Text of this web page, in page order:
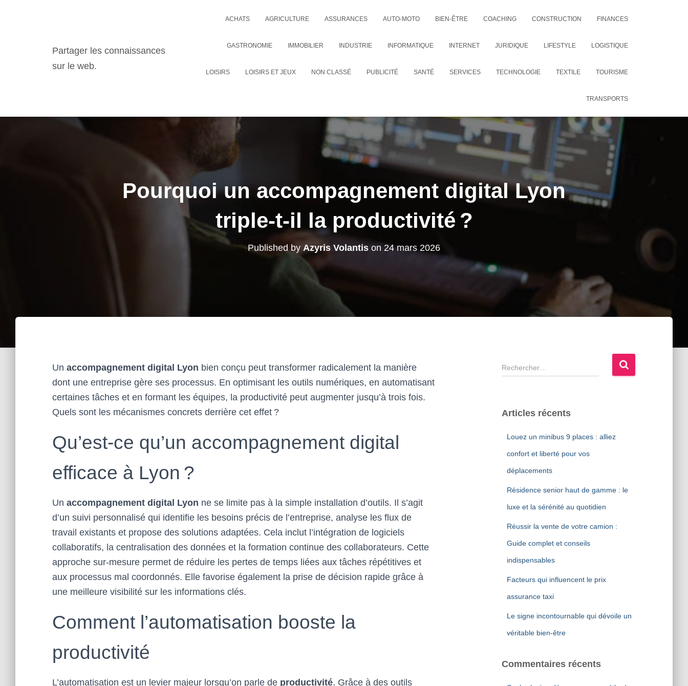
Partager les connaissances
sur le web.
ACHATS AGRICULTURE ASSURANCES AUTO-MOTO BIEN-ÊTRE COACHING CONSTRUCTION FINANCES
GASTRONOMIE IMMOBILIER INDUSTRIE INFORMATIQUE INTERNET JURIDIQUE LIFESTYLE LOGISTIQUE
LOISIRS LOISIRS ET JEUX NON CLASSÉ PUBLICITÉ SANTÉ SERVICES TECHNOLOGIE TEXTILE TOURISME
TRANSPORTS
Pourquoi un accompagnement digital Lyon
triple-t-il la productivité ?
Published by Azyris Volantis on 24 mars 2026
Un accompagnement digital Lyon bien conçu peut transformer radicalement la manière
dont une entreprise gère ses processus. En optimisant les outils numériques, en automatisant
certaines tâches et en formant les équipes, la productivité peut augmenter jusqu’à trois fois.
Quels sont les mécanismes concrets derrière cet effet ?
Qu’est-ce qu’un accompagnement digital
efficace à Lyon ?
Un accompagnement digital Lyon ne se limite pas à la simple installation d’outils. Il s’agit
d’un suivi personnalisé qui identifie les besoins précis de l’entreprise, analyse les flux de
travail existants et propose des solutions adaptées. Cela inclut l’intégration de logiciels
collaboratifs, la centralisation des données et la formation continue des collaborateurs. Cette
approche sur-mesure permet de réduire les pertes de temps liées aux tâches répétitives et
aux processus mal coordonnés. Elle favorise également la prise de décision rapide grâce à
une meilleure visibilité sur les informations clés.
Comment l’automatisation booste la
productivité
L’automatisation est un levier majeur lorsqu’on parle de productivité. Grâce à des outils
R
e
e
Articles récents
Louez un minibus 9 places : alliez
confort et liberté pour vos
déplacements
Résidence senior haut de gamme : le
luxe et la sérénité au quotidien
Réussir la vente de votre camion :
Guide complet et conseils
indispensables
Facteurs qui influencent le prix
assurance taxi
Le signe incontournable qui dévoile un
véritable bien-être
Commentaires récents